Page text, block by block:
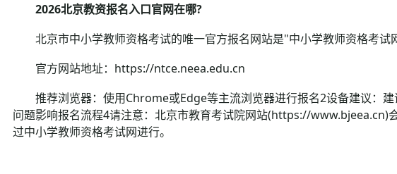
2026北京教资报名入口官网在哪?
北京市中小学教师资格考试的唯一官方报名网站是"中小学教师资格考试网
官方网站地址：https://ntce.neea.edu.cn
推荐浏览器：使用Chrome或Edge等主流浏览器进行报名2设备建议：建
问题影响报名流程4请注意：北京市教育考试院网站(https://www.bjeea.cn)
过中小学教师资格考试网进行。